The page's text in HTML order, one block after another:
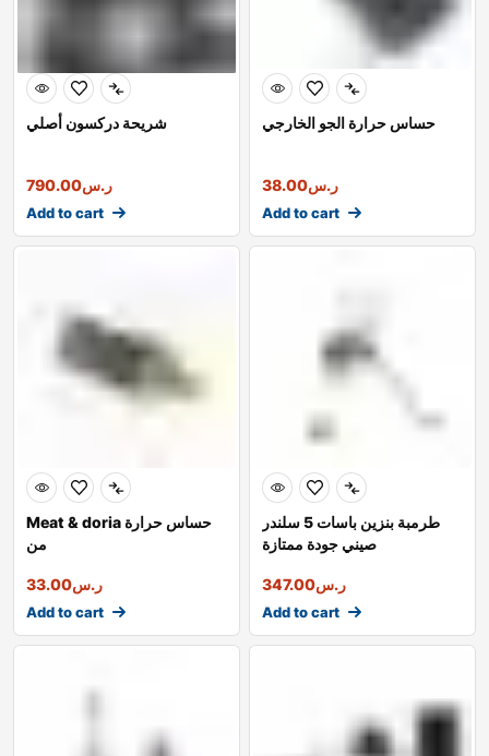
شريحة دركسون أصلي
ر.س790.00
Add to cart
حساس حرارة الجو الخارجي
ر.س38.00
Add to cart
Meat & doria حساس حرارة
من
ر.س33.00
Add to cart
طرمبة بنزين باسات 5 سلندر
صيني جودة ممتازة
ر.س347.00
Add to cart